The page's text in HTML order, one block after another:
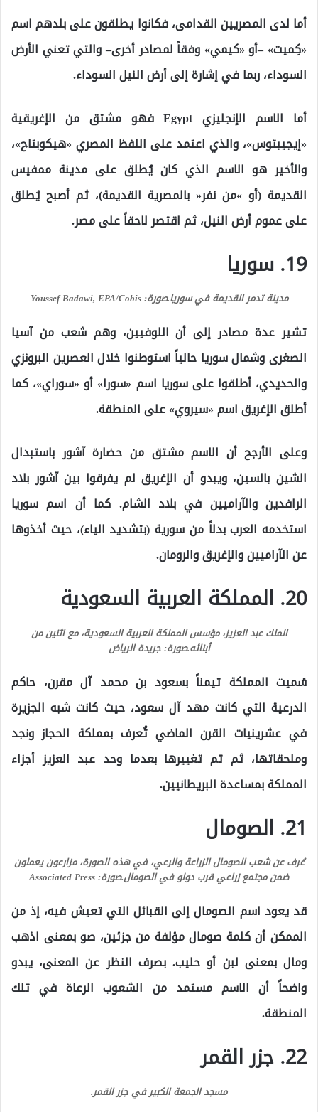
أما لدى المصريين القدامى، فكانوا يطلقون على بلدهم اسم
«كِميت» –أو «كيمي» وفقاً لمصادر أخرى– والتي تعني الأرض
السوداء، ربما في إشارة إلى أرض النيل السوداء.
أما الاسم الإنجليزي Egypt فهو مشتق من الإغريقية
«إيجيبتوس»، والذي اعتمد على اللفظ المصري «هيكوبتاح»،
والأخير هو الاسم الذي كان يُطلق على مدينة ممفيس
القديمة (أو »من نفر« بالمصرية القديمة)، ثم أصبح يُطلق
على عموم أرض النيل، ثم اقتصر لاحقاً على مصر.
19. سوريا
مدينة تدمر القديمة في سوريا.صورة: Youssef Badawi, EPA/Cobis
تشير عدة مصادر إلى أن اللوفيين، وهم شعب من آسيا
الصغرى وشمال سوريا حالياً استوطنوا خلال العصرين البرونزي
والحديدي، أطلقوا على سوريا اسم «سورا» أو «سوراي»، كما
أطلق الإغريق اسم «سيروي» على المنطقة.
وعلى الأرجح أن الاسم مشتق من حضارة آشور باستبدال
الشين بالسين، ويبدو أن الإغريق لم يفرقوا بين آشور بلاد
الرافدين والآراميين في بلاد الشام. كما أن اسم سوريا
استخدمه العرب بدلاً من سورية (بتشديد الياء)، حيث أخذوها
عن الآراميين والإغريق والرومان.
20. المملكة العربية السعودية
الملك عبد العزيز، مؤسس المملكة العربية السعودية، مع اثنين من
أبنائه.صورة: جريدة الرياض
سُميت المملكة تيمناً بسعود بن محمد آل مقرن، حاكم
الدرعية التي كانت مهد آل سعود، حيث كانت شبه الجزيرة
في عشرينيات القرن الماضي تُعرف بمملكة الحجاز ونجد
وملحقاتها، ثم تم تغييرها بعدما وحد عبد العزيز أجزاء
المملكة بمساعدة البريطانيين.
21. الصومال
عُرف عن شعب الصومال الزراعة والرعي، في هذه الصورة، مزارعون يعملون
ضمن مجتمع زراعي قرب دولو في الصومال.صورة: Associated Press
قد يعود اسم الصومال إلى القبائل التي تعيش فيه، إذ من
الممكن أن كلمة صومال مؤلفة من جزئين، صو بمعنى اذهب
ومال بمعنى لبن أو حليب. بصرف النظر عن المعنى، يبدو
واضحاً أن الاسم مستمد من الشعوب الرعاة في تلك
المنطقة.
22. جزر القمر
مسجد الجمعة الكبير في جزر القمر.